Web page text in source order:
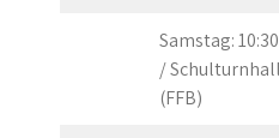
Samstag:
/
(FFB)